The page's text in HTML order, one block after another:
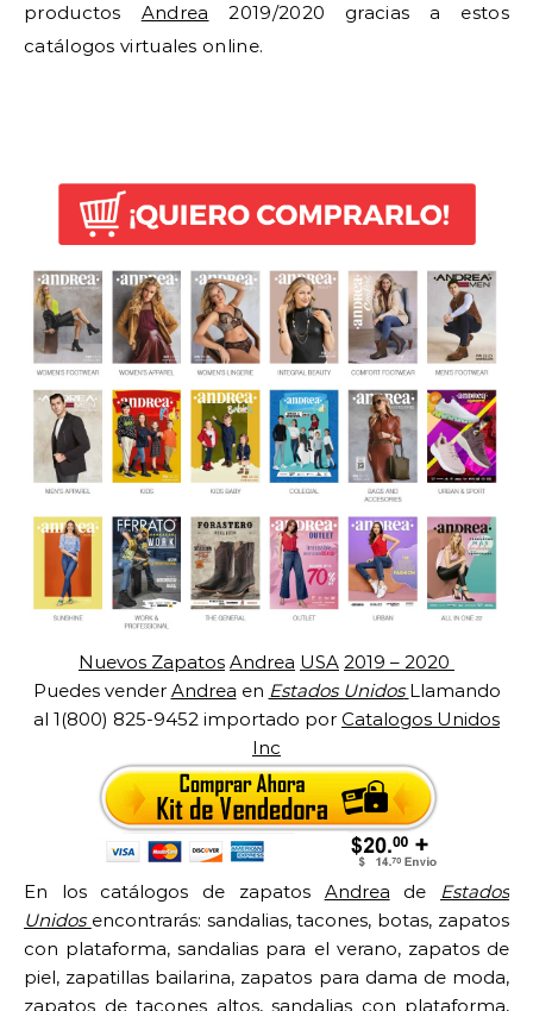
productos Andrea 2019/2020 gracias a estos
catálogos virtuales online.
Nuevos Zapatos Andrea USA 2019 – 2020
Puedes vender Andrea en Estados Unidos Llamando
al 1(800) 825-9452 importado por Catalogos Unidos
Inc
En los catálogos de zapatos Andrea de Estados
Unidos encontrarás: sandalias, tacones, botas, zapatos
con plataforma, sandalias para el verano, zapatos de
piel, zapatillas bailarina, zapatos para dama de moda,
zapatos de tacones altos, sandalias con plataforma,